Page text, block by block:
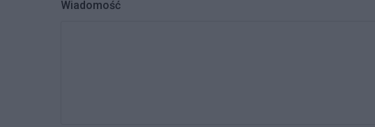
Wiadomość